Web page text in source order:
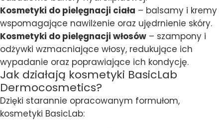
Kosmetyki do pielęgnacji ciała – balsamy i kremy
wspomagające nawilżenie oraz ujędrnienie skóry.
Kosmetyki do pielęgnacji włosów – szampony i
odżywki wzmacniające włosy, redukujące ich
wypadanie oraz poprawiające ich kondycję.
Jak działają kosmetyki BasicLab
Dermocosmetics?
Dzięki starannie opracowanym formułom,
kosmetyki BasicLab: